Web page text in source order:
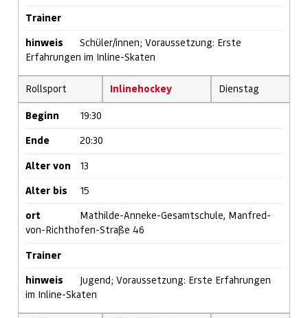
Trainer
hinweis
Schüler/innen; Voraussetzung: Erste
Erfahrungen im Inline-Skaten
Rollsport Inlinehockey Dienstag
Beginn 19:30
Ende 20:30
Alter von 13
Alter bis 15
ort
Mathilde-Anneke-Gesamtschule, Manfred-
von-Richthofen-Straße 46
Trainer
hinweis
Jugend; Voraussetzung: Erste Erfahrungen
im Inline-Skaten